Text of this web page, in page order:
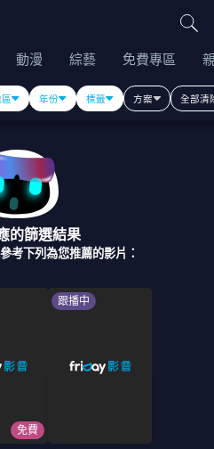
動漫 綜藝 免費專區
年份 標籤 方案 全部清
的篩選結果
考下列為您推薦的影片：
免費
跟播中